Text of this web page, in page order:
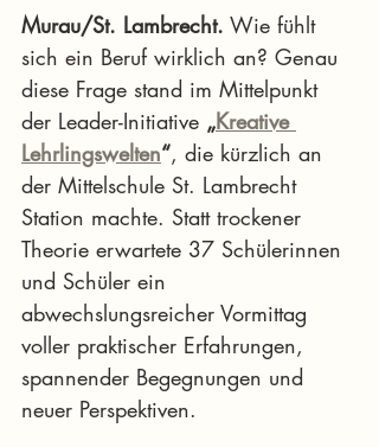
Murau/St. Lambrecht. Wie fühlt
sich ein Beruf wirklich an? Genau
diese Frage stand im Mittelpunkt
der Leader-Initiative „Kreative
Lehrlingswelten“, die kürzlich an
der Mittelschule St. Lambrecht
Station machte. Statt trockener
Theorie erwartete 37 Schülerinnen
und Schüler ein
abwechslungsreicher Vormittag
voller praktischer Erfahrungen,
spannender Begegnungen und
neuer Perspektiven.